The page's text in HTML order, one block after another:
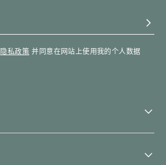
隐私政策并同意在网站上使用我的个人数据